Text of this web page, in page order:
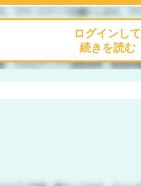
ログインして
続きを読む